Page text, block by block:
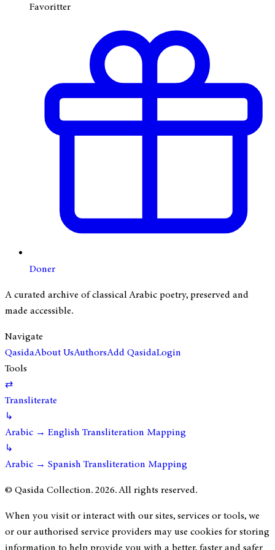
Favoritter
Doner
A curated archive of classical Arabic poetry, preserved and
made accessible.
Navigate
QasidaAbout UsAuthorsAdd QasidaLogin
Tools
⇄
Transliterate
↳
Arabic → English Transliteration Mapping
↳
Arabic → Spanish Transliteration Mapping
© Qasida Collection.2026. All rights reserved.
When you visit or interact with our sites, services or tools, we
or our authorised service providers may use cookies for storing